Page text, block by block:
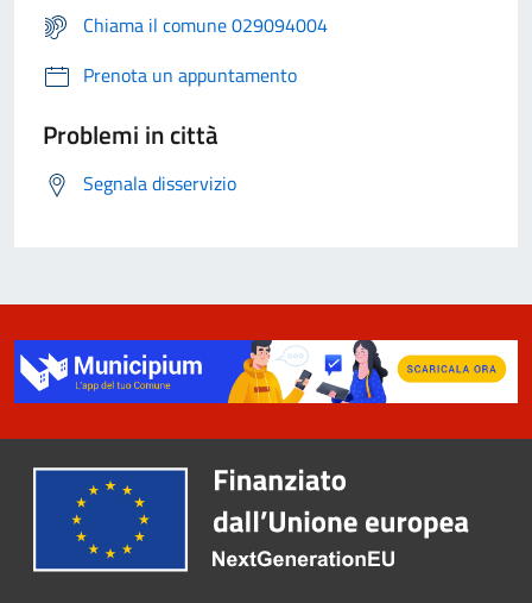
Chiama il comune 029094004
Prenota un appuntamento
Problemi in città
Segnala disservizio